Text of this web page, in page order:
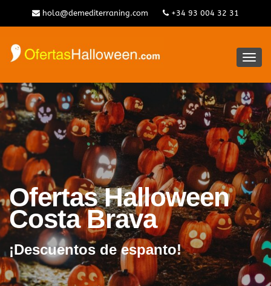
hola@demediterraning.com +34 93 004 32 31
Ofertas Halloween
Costa Brava
¡Descuentos de espanto!